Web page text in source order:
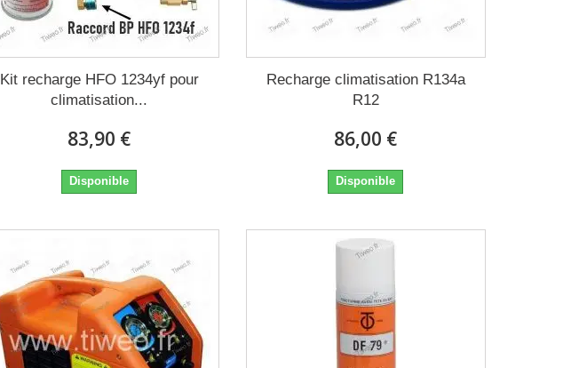
Kit recharge HFO 1234yf pour
climatisation...
83,90 €
Disponible
Recharge climatisation R134a
R12
86,00 €
Disponible